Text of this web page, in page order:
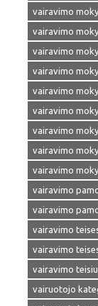
vairavimo
vairavimo
vairavimo
vairavimo
vairavimo
vairavimo
vairavimo
vairavimo
vairavimo
vairavimo
vairavimo
vairavimo
vairavimo
vairavimo
vairuotojo